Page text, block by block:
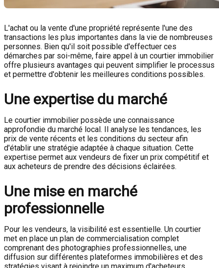
L'achat ou la vente d'une propriété représente l'une des
transactions les plus importantes dans la vie de nombreuses
personnes. Bien qu'il soit possible d'effectuer ces
démarches par soi-même, faire appel à un courtier immobilier
offre plusieurs avantages qui peuvent simplifier le processus
et permettre d'obtenir les meilleures conditions possibles.
Une expertise du marché
Le courtier immobilier possède une connaissance
approfondie du marché local. Il analyse les tendances, les
prix de vente récents et les conditions du secteur afin
d'établir une stratégie adaptée à chaque situation. Cette
expertise permet aux vendeurs de fixer un prix compétitif et
aux acheteurs de prendre des décisions éclairées.
Une mise en marché
professionnelle
Pour les vendeurs, la visibilité est essentielle. Un courtier
met en place un plan de commercialisation complet
comprenant des photographies professionnelles, une
diffusion sur différentes plateformes immobilières et des